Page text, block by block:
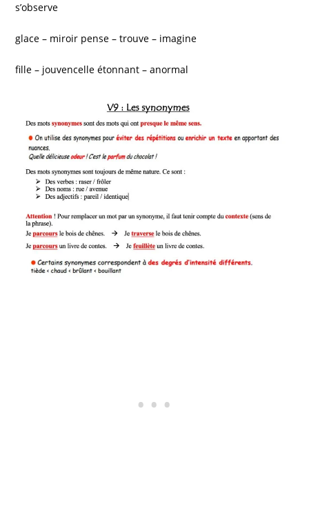
s’observe
glace – miroir pense – trouve – imagine
fille – jouvencelle étonnant – anormal